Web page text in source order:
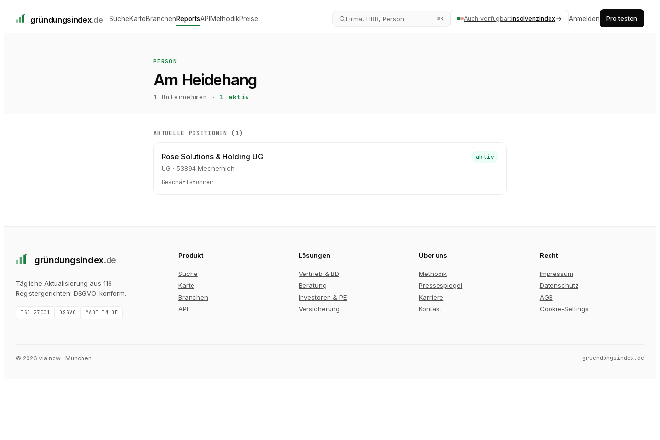
gründungsindex.de SucheKarteBranchenReportsAPIMethodikPreise Firma, HRB, Person … ⌘K Auch verfügbar:insolvenzindex Anmelden Pro testen
PERSON
Am Heidehang
1 Unternehmen · 1 aktiv
AKTUELLE POSITIONEN (1)
Rose Solutions & Holding UG
UG · 53894 Mechernich
aktiv
Geschäftsführer
gründungsindex.de
Tägliche Aktualisierung aus 116
Registergerichten. DSGVO-konform.
ISO 27001 DSGVO MADE IN DE
Produkt
Suche
Karte
Branchen
API
Lösungen
Vertrieb & BD
Beratung
Investoren & PE
Versicherung
Über uns
Methodik
Pressespiegel
Karriere
Kontakt
Recht
Impressum
Datenschutz
AGB
Cookie-Settings
© 2026 via now · München gruendungsindex.de